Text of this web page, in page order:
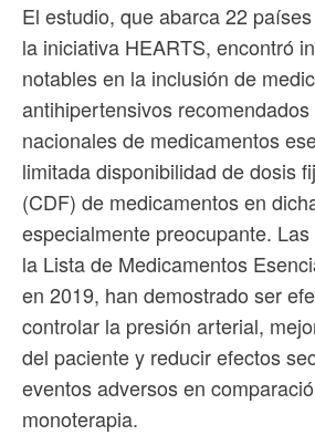
El estudio, que abarca 22
la iniciativa HEARTS, encontró
notables en la inclusión de
antihipertensivos
nacionales de medicamentos
limitada disponibilidad de dosis
(CDF) de medicamentos en
especialmente preocupante.
la Lista de Medicamentos
en 2019, han demostrado ser
controlar la presión arterial,
del paciente y reducir efectos
eventos adversos en
monoterapia.